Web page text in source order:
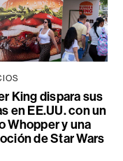
King dispara sus
en EE.UU. con un
Whopper y una
de Star Wars